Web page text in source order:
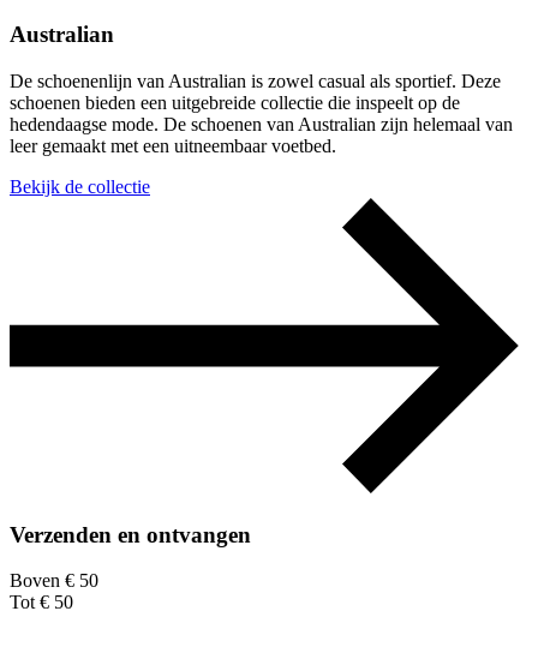
Australian
De schoenenlijn van Australian is zowel casual als sportief. Deze
schoenen bieden een uitgebreide collectie die inspeelt op de
hedendaagse mode. De schoenen van Australian zijn helemaal van
leer gemaakt met een uitneembaar voetbed.
Bekijk de collectie
Verzenden en ontvangen
Boven € 50
Tot € 50